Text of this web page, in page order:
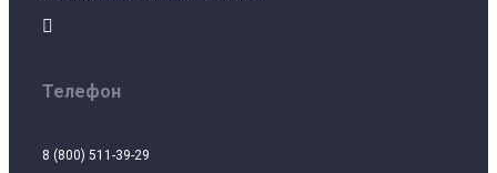

Телефон
8 (800) 511-39-29